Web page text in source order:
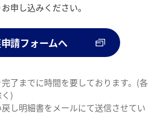
申し込みください。
請フォームへ
了までに時間を要しております。(各
)
し明細書をメールにて送信させてい